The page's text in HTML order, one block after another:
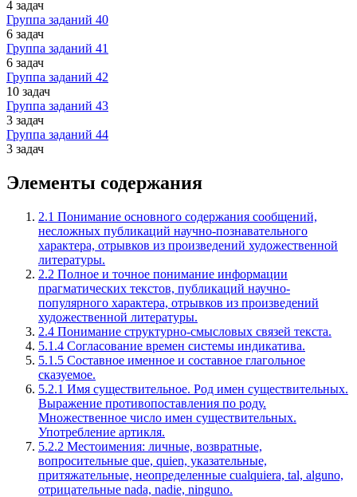
4 задач
Группа заданий 40
6 задач
Группа заданий 41
6 задач
Группа заданий 42
10 задач
Группа заданий 43
3 задач
Группа заданий 44
3 задач
Элементы содержания
2.1 Понимание основного содержания сообщений,
несложных публикаций научно-познавательного
характера, отрывков из произведений художественной
литературы.
2.2 Полное и точное понимание информации
прагматических текстов, публикаций научно-
популярного характера, отрывков из произведений
художественной литературы.
2.4 Понимание структурно-смысловых связей текста.
5.1.4 Согласование времен системы индикатива.
5.1.5 Составное именное и составное глагольное
сказуемое.
5.2.1 Имя существительное. Род имен существительных.
Выражение противопоставления по роду.
Множественное число имен существительных.
Употребление артикля.
5.2.2 Местоимения: личные, возвратные,
вопросительные que, quien, указательные,
притяжательные, неопределенные cualquiera, tal, alguno,
отрицательные nada, nadie, ninguno.